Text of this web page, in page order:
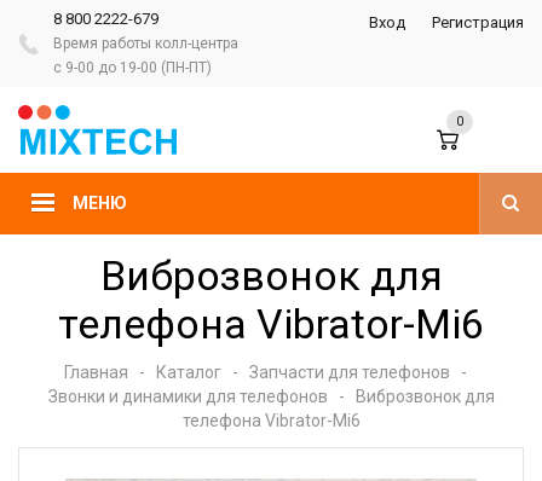
8 800 2222-679
Время работы колл-центра
с 9-00 до 19-00 (ПН-ПТ)
Вход Регистрация
МЕНЮ
0
Виброзвонок для
телефона Vibrator-Mi6
Главная - Каталог - Запчасти для телефонов
-
Звонки и динамики для телефонов
-
Виброзвонок для
телефона Vibrator-Mi6